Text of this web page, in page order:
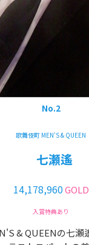
No.2
歌舞伎町 MEN'S & QUEEN
七瀬遙
14,178,960GOLD
入賞特典あり
& QUEENの七瀬